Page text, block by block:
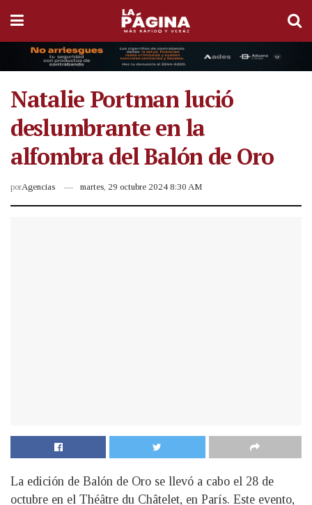
Natalie Portman lució
deslumbrante en la
alfombra del Balón de Oro
porAgencias martes, 29 octubre 2024 8:30 AM
La edición de Balón de Oro se llevó a cabo el 28 de
octubre en el Théâtre du Châtelet, en París. Este evento,